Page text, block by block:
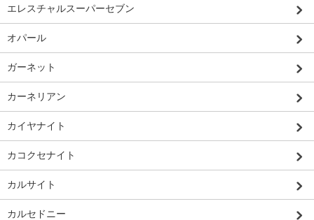
エレスチャルスーパーセブン
オパール
ガーネット
カーネリアン
カイヤナイト
カコクセナイト
カルサイト
カルセドニー